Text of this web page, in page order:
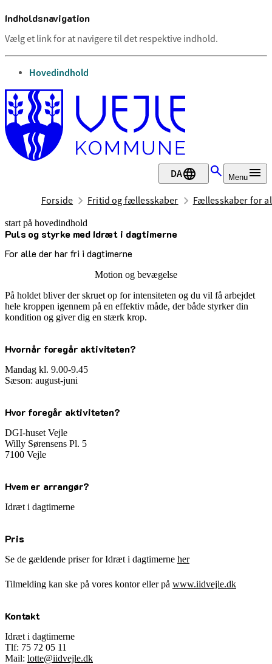
Indholdsnavigation
Vælg et link for at navigere til det respektive indhold.
gå til
Hovedindhold
DA Menu
Forside Fritid og fællesskaber Fællesskaber for
start på hovedindhold
Puls og styrke med Idræt i dagtimerne
For alle der har fri i dagtimerne
senest opdateret 12. maj 2026
Motion og bevægelse
På holdet bliver der skruet op for intensiteten og du vil få arbejdet
hele kroppen igennem på en effektiv måde, der både styrker din
kondition og giver dig en stærk krop.
Hvornår foregår aktiviteten?
Mandag kl. 9.00-9.45
Sæson: august-juni
Hvor foregår aktiviteten?
DGI-huset Vejle
Willy Sørensens Pl. 5
7100 Vejle
Hvem er arrangør?
Idræt i dagtimerne
Pris
Se de gældende priser for Idræt i dagtimerne her
Tilmelding kan ske på vores kontor eller på www.iidvejle.dk
Kontakt
Idræt i dagtimerne
Tlf: 75 72 05 11
Mail: lotte@iidvejle.dk